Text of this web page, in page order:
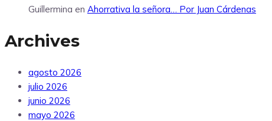
Guillermina en Ahorrativa la señora… Por Juan Cárdenas
Archives
agosto 2026
julio 2026
junio 2026
mayo 2026